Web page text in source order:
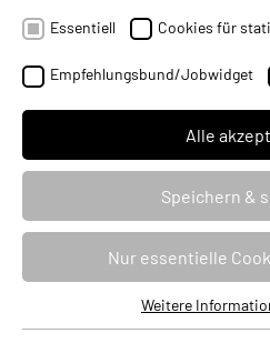
中文 (ZH)
Geschäftsführer
Wiedemann
Essentiell Cookies für
Empfehlungsbund/Jobwidget
Alle
Speichern &
Nur essentielle
Weitere